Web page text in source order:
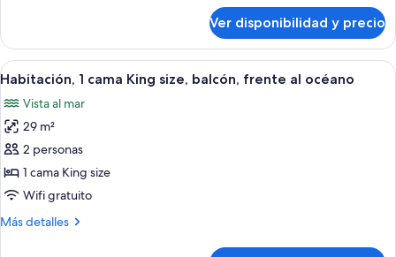
la
ciudad
2
camas
Queen
vista
a
la
ciudad
Ver disponibilidad y precio
Ver
todas
las
fotos
de
Habitación,
1
King
Una habitación de hotel moderna
6
Habitación, 1 cama King size, balcón, frente al océano
Vista al mar
29 m²
2 personas
1 cama King size
Wifi gratuito
Más detalles
Más